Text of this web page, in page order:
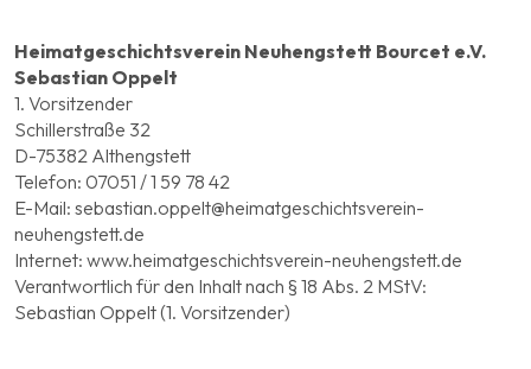
Heimatgeschichtsverein Neuhengstett Bourcet e.V.
Sebastian Oppelt
1. Vorsitzender
Schillerstraße 32
D-75382 Althengstett
Telefon: 07051 / 1 59 78 42
E-Mail: sebastian.oppelt@heimatgeschichtsverein-
neuhengstett.de
Internet: www.heimatgeschichtsverein-neuhengstett.de
Verantwortlich für den Inhalt nach § 18 Abs. 2 MStV:
Sebastian Oppelt (1. Vorsitzender)